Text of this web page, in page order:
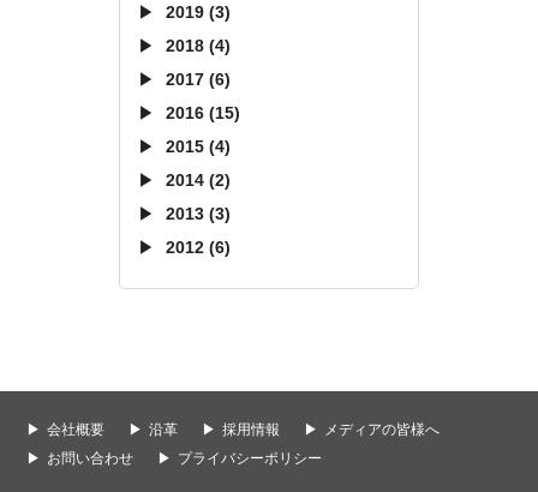
2019 (3)
2018 (4)
2017 (6)
2016 (15)
2015 (4)
2014 (2)
2013 (3)
2012 (6)
会社概要 沿革 採用情報
メディアの皆様へ
お問い合わせ
プライバシーポリシー